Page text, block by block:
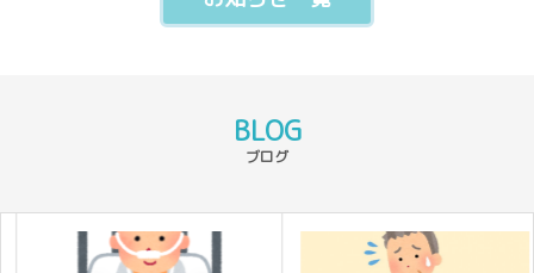
BLOG
ブログ